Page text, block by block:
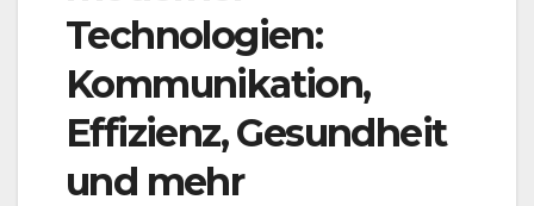
Technologien:
Kommunikation,
Effizienz, Gesundheit
und mehr